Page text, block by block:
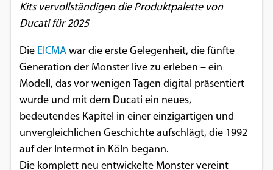
Kits vervollständigen die Produktpalette von
Ducati für 2025
Die EICMAwar die erste Gelegenheit, die fünfte
Generation der Monster live zu erleben – ein
Modell, das vor wenigen Tagen digital präsentiert
wurde und mit dem Ducati ein neues,
bedeutendes Kapitel in einer einzigartigen und
unvergleichlichen Geschichte aufschlägt, die 1992
auf der Intermot in Köln begann.
Die komplett neu entwickelte Monster vereint
grundlegende Funktionen und sind für die
einwandfreie Funktion der Website
Name:
cookie_consent
Dieser Cookie speichert die ausgewählten